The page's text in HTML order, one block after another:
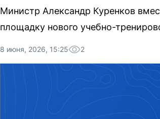
Министр Александр Куренков
площадку нового учебно-
8 июня, 2026, 15:25 2